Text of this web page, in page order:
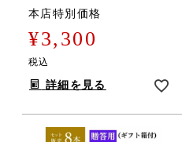
本店特別価格
¥3,300
税込
詳細を見る